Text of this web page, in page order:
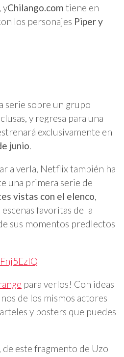
yChilango.com tiene en
los personajes Piper y
serie sobre un grupo
y regresa para una
exclusivamente en
junio.
a verla, Netflix también ha
una primera serie de
vistas con el elenco,
favoritas de la
sus momentos predlectos
para verlos! Con ideas
de los mismos actores
y posters que puedes
este fragmento de Uzo